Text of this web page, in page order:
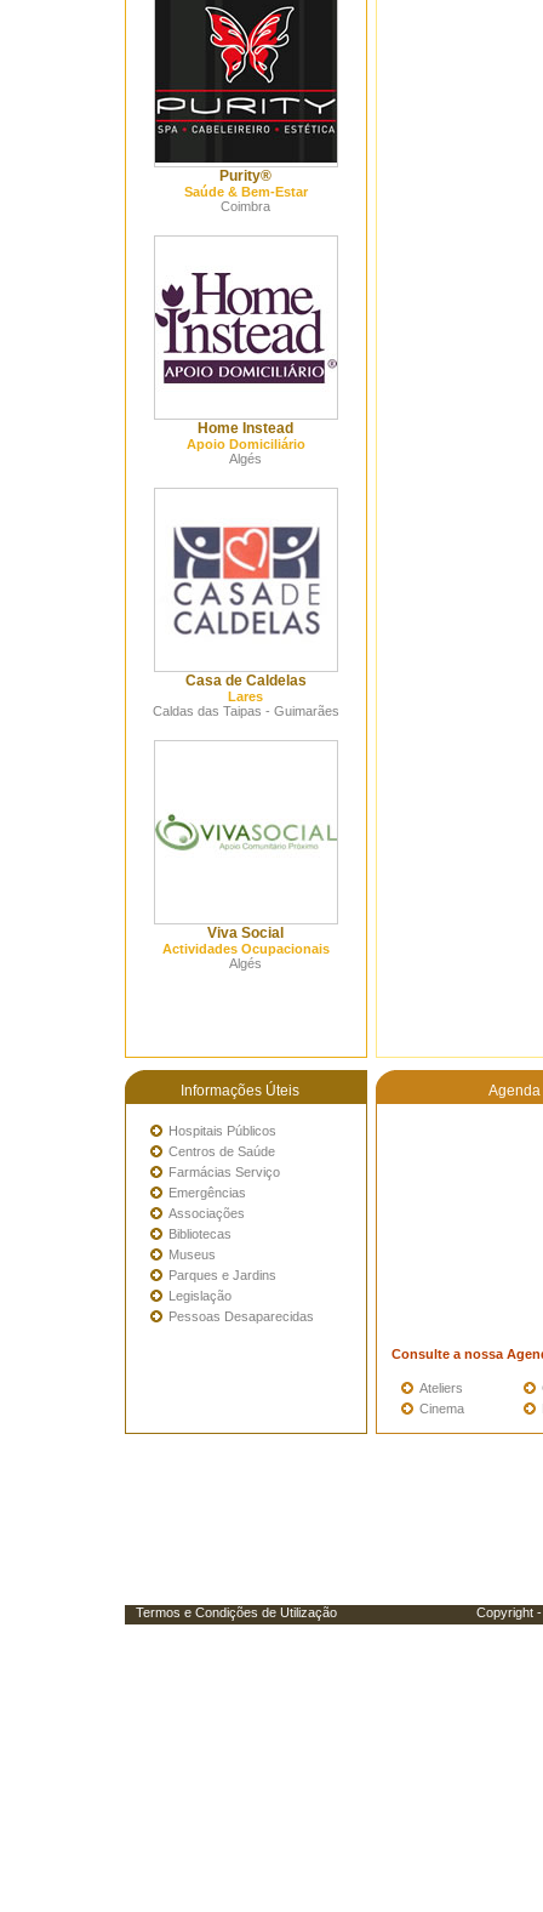
Purity®
Saúde & Bem-Estar
Coimbra
Home Instead
Apoio Domiciliário
Algés
Casa de Caldelas
Lares
Caldas das Taipas - Guimarães
Viva Social
Actividades Ocupacionais
Algés
Informações Úteis Agenda
Hospitais Públicos
Centros de Saúde
Farmácias Serviço
Emergências
Associações
Bibliotecas
Museus
Parques e Jardins
Legislação
Pessoas Desaparecidas
Consulte a nossa
Ateliers
Cinema
Termos e Condições de Utilização Copyright -